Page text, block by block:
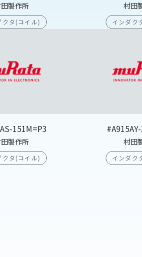
製作所
クタ(コイル)
村田
インダク
151M=P3
製作所
クタ(コイル)
村田
インダク